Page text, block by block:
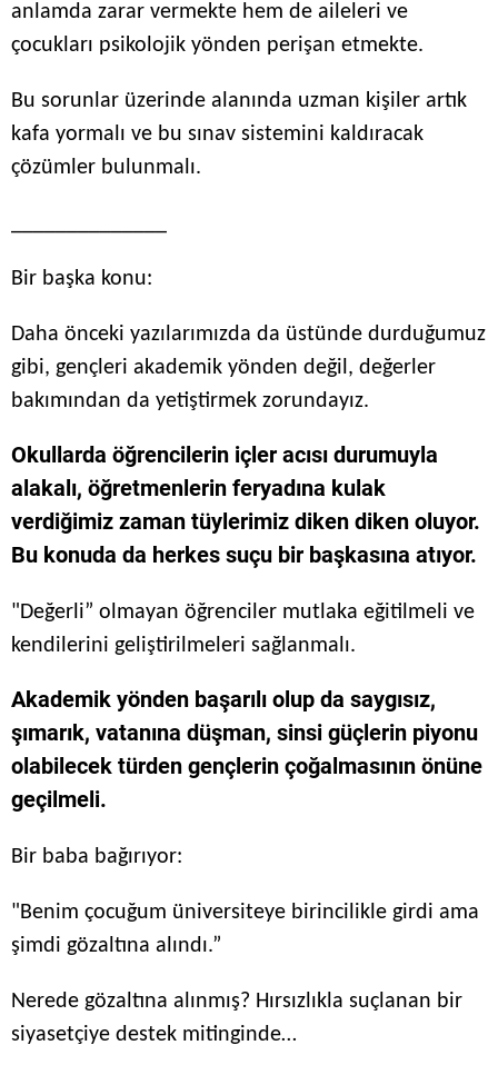
anlamda zarar vermekte hem de aileleri ve
çocukları psikolojik yönden perişan etmekte.
Bu sorunlar üzerinde alanında uzman kişiler artık
kafa yormalı ve bu sınav sistemini kaldıracak
çözümler bulunmalı.
Bir başka konu:
Daha önceki yazılarımızda da üstünde durduğumuz
gibi, gençleri akademik yönden değil, değerler
bakımından da yetiştirmek zorundayız.
Okullarda öğrencilerin içler acısı durumuyla
alakalı, öğretmenlerin feryadına kulak
verdiğimiz zaman tüylerimiz diken diken oluyor.
Bu konuda da herkes suçu bir başkasına atıyor.
"Değerli” olmayan öğrenciler mutlaka eğitilmeli ve
kendilerini geliştirilmeleri sağlanmalı.
Akademik yönden başarılı olup da saygısız,
şımarık, vatanına düşman, sinsi güçlerin piyonu
olabilecek türden gençlerin çoğalmasının önüne
geçilmeli.
Bir baba bağırıyor:
"Benim çocuğum üniversiteye birincilikle girdi ama
şimdi gözaltına alındı.”
Nerede gözaltına alınmış? Hırsızlıkla suçlanan bir
siyasetçiye destek mitinginde…